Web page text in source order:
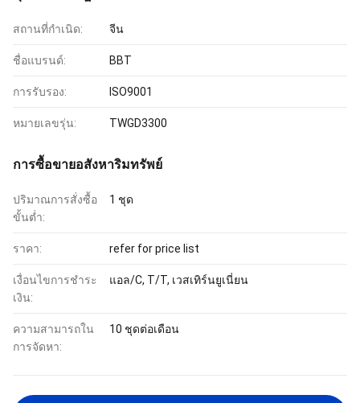
สถานที่กำเนิด: จีน
ชื่อแบรนด์: BBT
การรับรอง: ISO9001
หมายเลขรุ่น: TWGD3300
การซื้อขายอสังหาริมทรัพย์
ปริมาณการสั่งซื้อ
ขั้นต่ำ:
1 ชุด
ราคา: refer for price list
เงื่อนไขการชำระ
เงิน:
แอล/C, T/T, เวสเทิร์นยูเนี่ยน
ความสามารถใน
การจัดหา:
10 ชุดต่อเดือน